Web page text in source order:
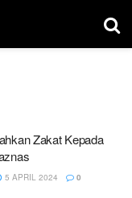
Zakat Kepada
5 APRIL 2024 0